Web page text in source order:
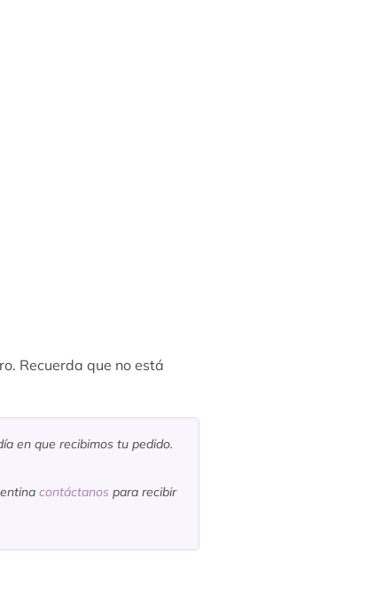
Recuerda que no está
en que recibimos tu pedido.
contáctanos para recibir